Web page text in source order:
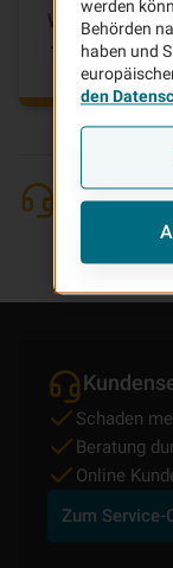
Werbung
Sie
direkten
Schaden
Beratung
Online
Zum Service-
werden
Behörden
haben und
den